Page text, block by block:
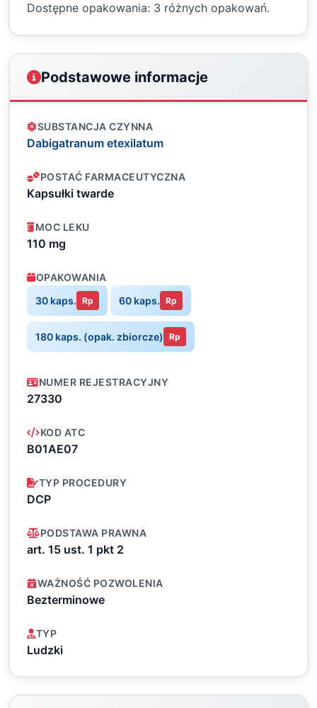
Dostępne opakowania: 3 różnych opakowań.
Podstawowe informacje
SUBSTANCJA CZYNNA
Dabigatranum etexilatum
POSTAĆ FARMACEUTYCZNA
Kapsułki twarde
MOC LEKU
110 mg
OPAKOWANIA
30 kaps. Rp 60 kaps. Rp
180 kaps. (opak. zbiorcze) Rp
NUMER REJESTRACYJNY
27330
KOD ATC
B01AE07
TYP PROCEDURY
DCP
PODSTAWA PRAWNA
art. 15 ust. 1 pkt 2
WAŻNOŚĆ POZWOLENIA
Bezterminowe
TYP
Ludzki